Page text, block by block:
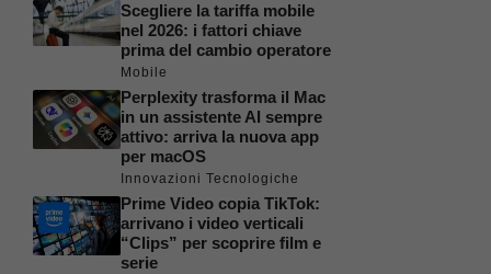
Scegliere la tariffa mobile
nel 2026: i fattori chiave
prima del cambio operatore
Mobile
Perplexity trasforma il Mac
in un assistente AI sempre
attivo: arriva la nuova app
per macOS
Innovazioni Tecnologiche
Prime Video copia TikTok:
arrivano i video verticali
“Clips” per scoprire film e
serie